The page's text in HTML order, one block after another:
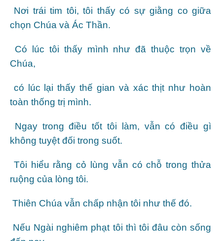
Nơi trái tim tôi, tôi thấy có sự giằng co giữa
chọn Chúa và Ác Thần.
Có lúc tôi thấy mình như đã thuộc trọn về
Chúa,
có lúc lại thấy thế gian và xác thịt như hoàn
toàn thống trị mình.
Ngay trong điều tốt tôi làm, vẫn có điều gì
không tuyệt đối trong suốt.
Tôi hiểu rằng cỏ lùng vẫn có chỗ trong thửa
ruộng của lòng tôi.
Thiên Chúa vẫn chấp nhận tôi như thế đó.
Nếu Ngài nghiêm phạt tôi thì tôi đâu còn sống